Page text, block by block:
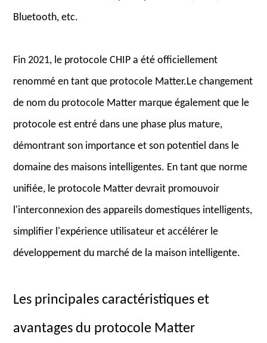
Bluetooth, etc.
Fin 2021, le protocole CHIP a été officiellement
renommé en tant que protocole Matter.Le changement
de nom du protocole Matter marque également que le
protocole est entré dans une phase plus mature,
démontrant son importance et son potentiel dans le
domaine des maisons intelligentes. En tant que norme
unifiée, le protocole Matter devrait promouvoir
l'interconnexion des appareils domestiques intelligents,
simplifier l'expérience utilisateur et accélérer le
développement du marché de la maison intelligente.
Les principales caractéristiques et
avantages du protocole Matter